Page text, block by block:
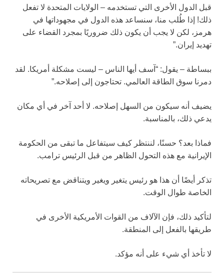
قبل الدول الأخرى التي تستخدمه – الولايات المتحدة لا تفعل
ذلك! إذا طُلب منا، سنساعد هذه الدول في مجهوداتها في
هرمز، لكن لا يجب أن يكون ذلك ضروريًا بمجرد القضاء على
تهديد إيران.”
ببساطة – يقول: “آسف أيها الناس – ليست مشكلة أمريكا. لقد
دمرنا سوق الطاقة العالمي. تحتاجون إلى إصلاحه.”
يضيف أنه سيكون من السهل إصلاحه. لا أحد آخر في أي مكان
يدعي ذلك، بالمناسبة.
فماذا بعد؟ حسنًا، لننتظر كيف سيتفاعل ما تبقى من الحكومة
الإيرانية مع هذه التحول الظاهر من قبل الرئيس ترامب.
تذكر أيضًا أن هذا هو رئيس يتغير ويغير ويتناقض مع تصريحاته
الخاصة طوال الوقت.
لتأكيد ذلك، فإن الآلاف من القوات الأمريكية الأخرى في
طريقها بالفعل إلى المنطقة.
لا تأخذ أي شيء على أنه مؤكد.